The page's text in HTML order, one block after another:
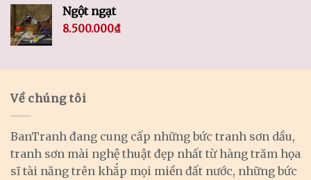
Ngột ngạt
8.500.000₫
Về chúng tôi
BanTranh đang cung cấp những bức tranh sơn dầu,
tranh sơn mài nghệ thuật đẹp nhất từ hàng trăm họa
sĩ tài năng trên khắp mọi miền đất nước, những bức